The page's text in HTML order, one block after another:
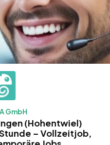
GmbH
(Hohentwiel)
– Vollzeitjob,